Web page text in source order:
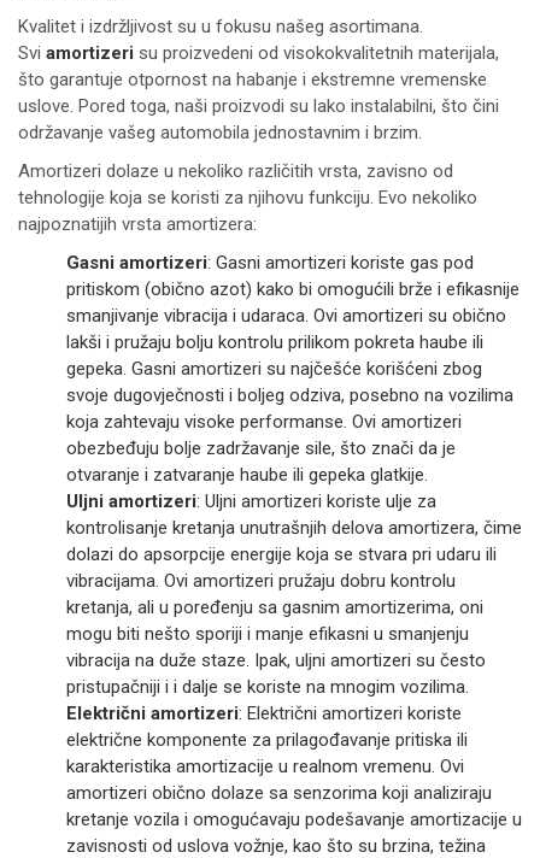
Kvalitet i izdržljivost su u fokusu našeg asortimana.
Svi amortizeri su proizvedeni od visokokvalitetnih materijala,
što garantuje otpornost na habanje i ekstremne vremenske
uslove. Pored toga, naši proizvodi su lako instalabilni, što čini
održavanje vašeg automobila jednostavnim i brzim.
Amortizeri dolaze u nekoliko različitih vrsta, zavisno od
tehnologije koja se koristi za njihovu funkciju. Evo nekoliko
najpoznatijih vrsta amortizera:
Gasni amortizeri: Gasni amortizeri koriste gas pod
pritiskom (obično azot) kako bi omogućili brže i efikasnije
smanjivanje vibracija i udaraca. Ovi amortizeri su obično
lakši i pružaju bolju kontrolu prilikom pokreta haube ili
gepeka. Gasni amortizeri su najčešće korišćeni zbog
svoje dugovječnosti i boljeg odziva, posebno na vozilima
koja zahtevaju visoke performanse. Ovi amortizeri
obezbeđuju bolje zadržavanje sile, što znači da je
otvaranje i zatvaranje haube ili gepeka glatkije.
Uljni amortizeri: Uljni amortizeri koriste ulje za
kontrolisanje kretanja unutrašnjih delova amortizera, čime
dolazi do apsorpcije energije koja se stvara pri udaru ili
vibracijama. Ovi amortizeri pružaju dobru kontrolu
kretanja, ali u poređenju sa gasnim amortizerima, oni
mogu biti nešto sporiji i manje efikasni u smanjenju
vibracija na duže staze. Ipak, uljni amortizeri su često
pristupačniji i i dalje se koriste na mnogim vozilima.
Električni amortizeri: Električni amortizeri koriste
električne komponente za prilagođavanje pritiska ili
karakteristika amortizacije u realnom vremenu. Ovi
amortizeri obično dolaze sa senzorima koji analiziraju
kretanje vozila i omogućavaju podešavanje amortizacije u
zavisnosti od uslova vožnje, kao što su brzina, težina